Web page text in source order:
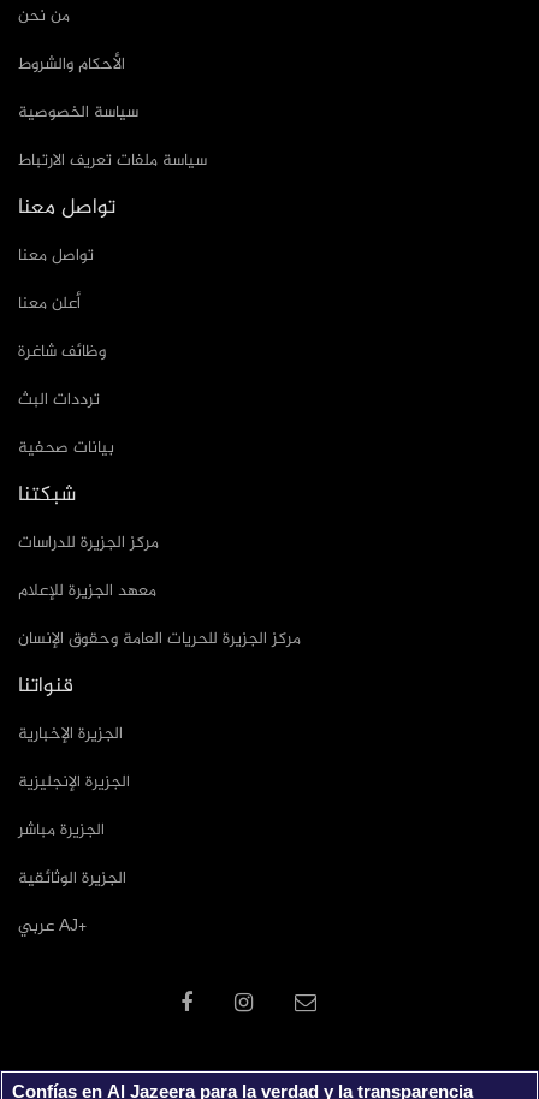
من نحن
الأحكام والشروط
سياسة الخصوصية
سياسة ملفات تعريف الارتباط
تواصل معنا
تواصل معنا
أعلن معنا
وظائف شاغرة
ترددات البث
بيانات صحفية
شبكتنا
مركز الجزيرة للدراسات
معهد الجزيرة للإعلام
مركز الجزيرة للحريات العامة وحقوق الإنسان
قنواتنا
الجزيرة الإخبارية
الجزيرة الإنجليزية
الجزيرة مباشر
الجزيرة الوثائقية
عربي AJ+